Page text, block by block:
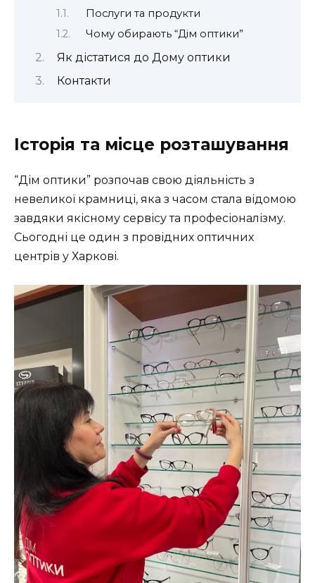
Послуги та продукти
Чому обирають “Дім оптики”
Як дістатися до Дому оптики
Контакти
Історія та місце розташування
“Дім оптики” розпочав свою діяльність з
невеликої крамниці, яка з часом стала відомою
завдяки якісному сервісу та професіоналізму.
Сьогодні це один з провідних оптичних
центрів у Харкові.